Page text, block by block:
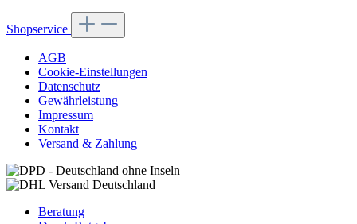
Shopservice
AGB
Cookie-Einstellungen
Datenschutz
Gewährleistung
Impressum
Kontakt
Versand & Zahlung
Beratung